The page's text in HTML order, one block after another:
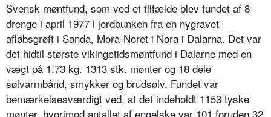
Svensk møntfund, som ved et tilfælde blev fundet af 8
drenge i april 1977 i jordbunken fra en nygravet
afløbsgrøft i Sanda, Mora-Noret i Nora i Dalarna. Det var
det hidtil største vikingetidsmøntfund i Dalarne med en
vægt på 1,73 kg. 1313 stk. mønter og 18 dele
sølvarmbånd, smykker og brudsølv. Fundet var
bemærkelsesværdigt ved, at det indeholdt 1153 tyske
mønter, hvorimod antallet af engelske var 101 foruden 32